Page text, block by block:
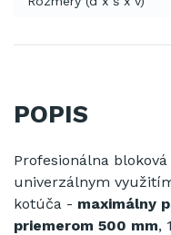
POPIS
Profesionálna bloková
univerzálnym
kotúča - maximálny
priemerom 500 mm,